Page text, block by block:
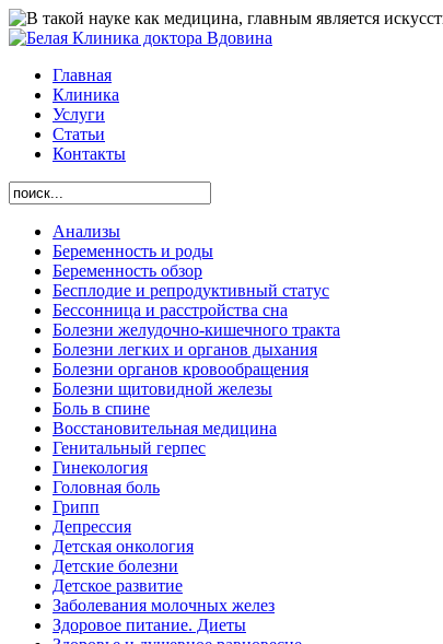
Главная
Клиника
Услуги
Статьи
Контакты
Анализы
Беременность и роды
Беременность обзор
Бесплодие и репродуктивный статус
Бессонница и расстройства сна
Болезни желудочно-кишечного тракта
Болезни легких и органов дыхания
Болезни органов кровообращения
Болезни щитовидной железы
Боль в спине
Восстановительная медицина
Генитальный герпес
Гинекология
Головная боль
Грипп
Депрессия
Детская онкология
Детские болезни
Детское развитие
Заболевания молочных желез
Здоровое питание. Диеты